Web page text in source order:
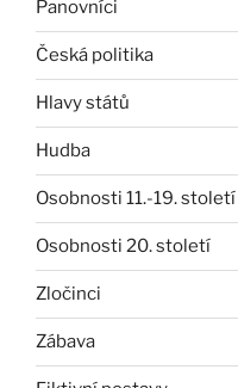
Panovníci
Česká politika
Hlavy států
Hudba
Osobnosti 11.-19. století
Osobnosti 20. století
Zločinci
Zábava